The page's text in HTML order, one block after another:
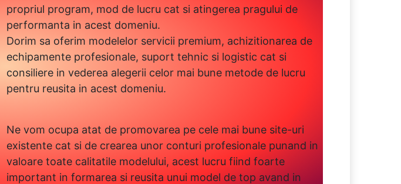
propriul program, mod de lucru cat si atingerea pragului de
performanta in acest domeniu.
Dorim sa oferim modelelor servicii premium, achizitionarea de
echipamente profesionale, suport tehnic si logistic cat si
consiliere in vederea alegerii celor mai bune metode de lucru
pentru reusita in acest domeniu.
Ne vom ocupa atat de promovarea pe cele mai bune site-uri
existente cat si de crearea unor conturi profesionale punand in
valoare toate calitatile modelului, acest lucru fiind foarte
important in formarea si reusita unui model de top avand in